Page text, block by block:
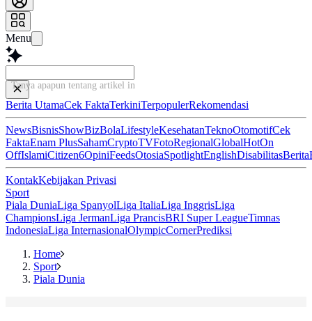
Menu
Tanya apapun tentang artikel ini.
Berita UtamaCek FaktaTerkiniTerpopulerRekomendasi
NewsBisnisShowBizBolaLifestyleKesehatanTeknoOtomotifCek
FaktaEnam PlusSahamCryptoTVFotoRegionalGlobalHotOn
OffIslamiCitizen6OpiniFeedsOtosiaSpotlightEnglishDisabilitasBerita
KontakKebijakan Privasi
Sport
Piala DuniaLiga SpanyolLiga ItaliaLiga InggrisLiga
ChampionsLiga JermanLiga PrancisBRI Super LeagueTimnas
IndonesiaLiga InternasionalOlympicCornerPrediksi
Home
Sport
Piala Dunia